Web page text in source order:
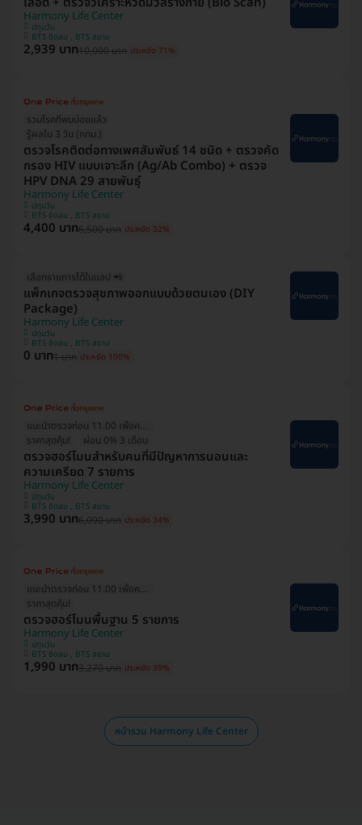
Harmony Life Center
ปทุมวัน
BTS ชิดลม , BTS สยาม
2,939 บาท10,000 บาท ประหยัด 71%
รวมโรคที่พบบ่อยแล้ว
รู้ผลใน 3 วัน (กทม.)
ตรวจโรคติดต่อทางเพศสัมพันธ์ 14 ชนิด + ตรวจคัด
กรอง HIV แบบเจาะลึก (Ag/Ab Combo) + ตรวจ
HPV DNA 29 สายพันธุ์
Harmony Life Center
ปทุมวัน
BTS ชิดลม , BTS สยาม
4,400 บาท6,500 บาท ประหยัด 32%
เลือกรายการได้ในแอป 📲
แพ็กเกจตรวจสุขภาพออกแบบด้วยตนเอง (DIY
Package)
Harmony Life Center
ปทุมวัน
BTS ชิดลม , BTS สยาม
0 บาท1 บาท ประหยัด 100%
แนะนำตรวจก่อน 11.00 เพื่อความแม่นยำ
ราคาสุดคุ้ม!
ผ่อน 0% 3 เดือน
ตรวจฮอร์โมนสำหรับคนที่มีปัญหาการนอนและ
ความเครียด 7 รายการ
Harmony Life Center
ปทุมวัน
BTS ชิดลม , BTS สยาม
3,990 บาท6,090 บาท ประหยัด 34%
แนะนำตรวจก่อน 11.00 เพื่อความแม่นยำ
ราคาสุดคุ้ม!
ตรวจฮอร์โมนพื้นฐาน 5 รายการ
Harmony Life Center
ปทุมวัน
BTS ชิดลม , BTS สยาม
1,990 บาท3,270 บาท ประหยัด 39%
หน้ารวม Harmony Life Center